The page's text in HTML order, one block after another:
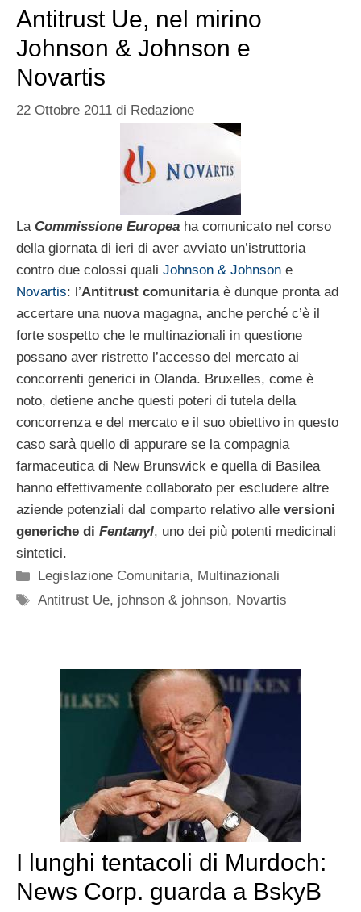
Antitrust Ue, nel mirino
Johnson & Johnson e
Novartis
22 Ottobre 2011 di Redazione
La Commissione Europea ha comunicato nel corso
della giornata di ieri di aver avviato un’istruttoria
contro due colossi quali Johnson & Johnson e
Novartis: l’Antitrust comunitariaè dunque pronta ad
accertare una nuova magagna, anche perché c’è il
forte sospetto che le multinazionali in questione
possano aver ristretto l’accesso del mercato ai
concorrenti generici in Olanda. Bruxelles, come è
noto, detiene anche questi poteri di tutela della
concorrenza e del mercato e il suo obiettivo in questo
caso sarà quello di appurare se la compagnia
farmaceutica di New Brunswick e quella di Basilea
hanno effettivamente collaborato per escludere altre
aziende potenziali dal comparto relativo alle versioni
generiche di Fentanyl, uno dei più potenti medicinali
sintetici.
Categorie
Legislazione Comunitaria, Multinazionali
Tag
Antitrust Ue, johnson & johnson, Novartis
I lunghi tentacoli di Murdoch:
News Corp. guarda a BskyB